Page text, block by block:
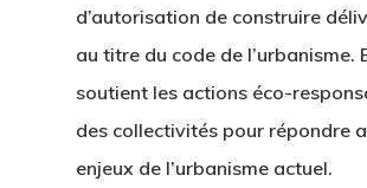
d’autorisation de construire
au titre du code de l’urbanisme.
soutient les actions éco-
des collectivités pour répondre
enjeux de l’urbanisme actuel.